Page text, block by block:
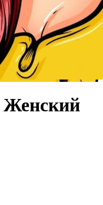
Женский